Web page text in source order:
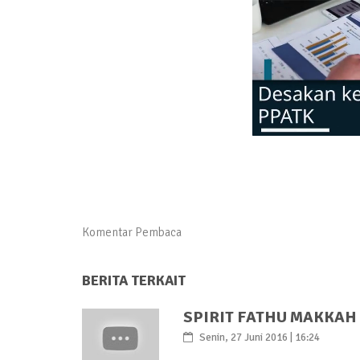
Komentar Pembaca
BERITA TERKAIT
SPIRIT FATHU MAKKAH
Senin, 27 Juni 2016 | 16:24